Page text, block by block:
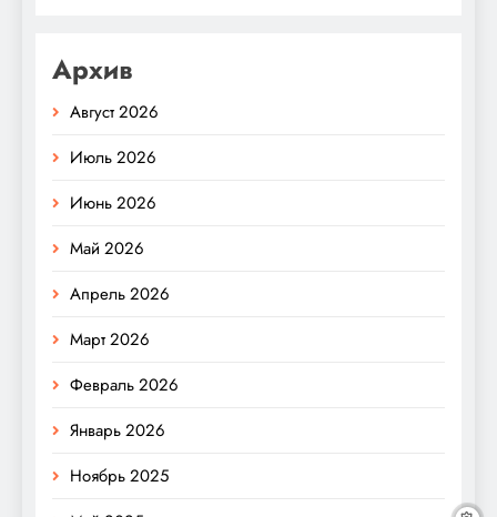
Архив
Август 2026
Июль 2026
Июнь 2026
Май 2026
Апрель 2026
Март 2026
Февраль 2026
Январь 2026
Ноябрь 2025